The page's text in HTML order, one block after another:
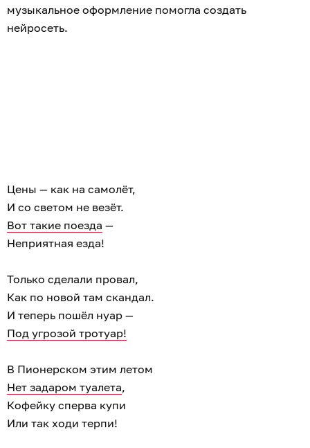
музыкальное оформление помогла создать
нейросеть.
Цены — как на самолёт,
И со светом не везёт.
Вот такие поезда —
Неприятная езда!
Только сделали провал,
Как по новой там скандал.
И теперь пошёл нуар —
Под угрозой тротуар!
В Пионерском этим летом
Нет задаром туалета,
Кофейку сперва купи
Или так ходи терпи!